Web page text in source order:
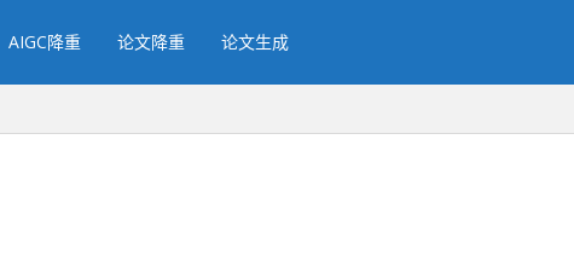
AIGC降重 论文降重 论文生成